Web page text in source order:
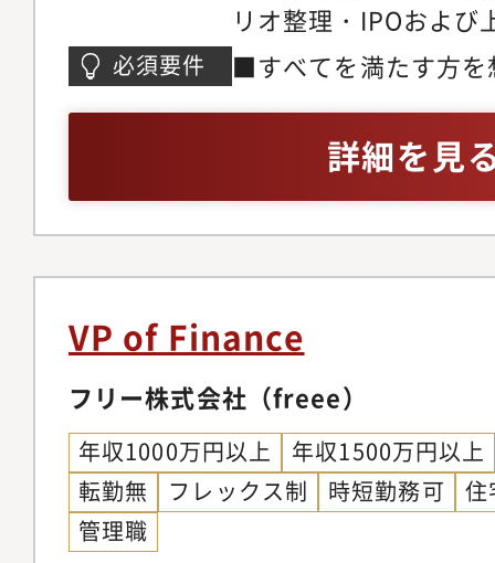
リオ整理・IPOおよ
市場対応設計■資本政
に関する財務分析・
向上に向けた成長施
成長・M&A戦略立案
資評価）・PMIおよび
援・事業ポートフォ
家・金融機関・証券
人・社外取締役との
外コミュニケーショ
推進・CEO・経営陣
決定支援・全社横断
必須要件
■すべてを満たす方を
お持ちの方PEファン
FAS／M&Aアドバイ
資本政策、資金調達
して推進した経験・
会社等との折衝を主
験・監査法人、社外
要な会計・ガバナン
任者または交渉責任
PL／BS／CFをベース
詳細を見
VP of Finance
フリー株式会社（freee）
年収1000万円以上
年収1500万円以上
転勤無
フレックス制 時短勤務可
住
管理職